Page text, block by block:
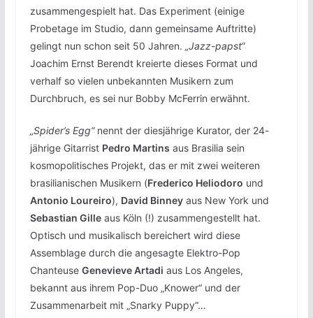
zusammengespielt hat. Das Experiment (einige
Probetage im Studio, dann gemeinsame Auftritte)
gelingt nun schon seit 50 Jahren. „Jazz-papst“
Joachim Ernst Berendt kreierte dieses Format und
verhalf so vielen unbekannten Musikern zum
Durchbruch, es sei nur Bobby McFerrin erwähnt.
„Spider’s Egg“nennt der diesjährige Kurator, der 24-
jährige Gitarrist Pedro Martins aus Brasilia sein
kosmopolitisches Projekt, das er mit zwei weiteren
brasilianischen Musikern (Frederico Heliodoro und
Antonio Loureiro), David Binneyaus New York und
Sebastian Gilleaus Köln (!) zusammengestellt hat.
Optisch und musikalisch bereichert wird diese
Assemblage durch die angesagte Elektro-Pop
Chanteuse Genevieve Artadi aus Los Angeles,
bekannt aus ihrem Pop-Duo „Knower“ und der
Zusammenarbeit mit „Snarky Puppy“…